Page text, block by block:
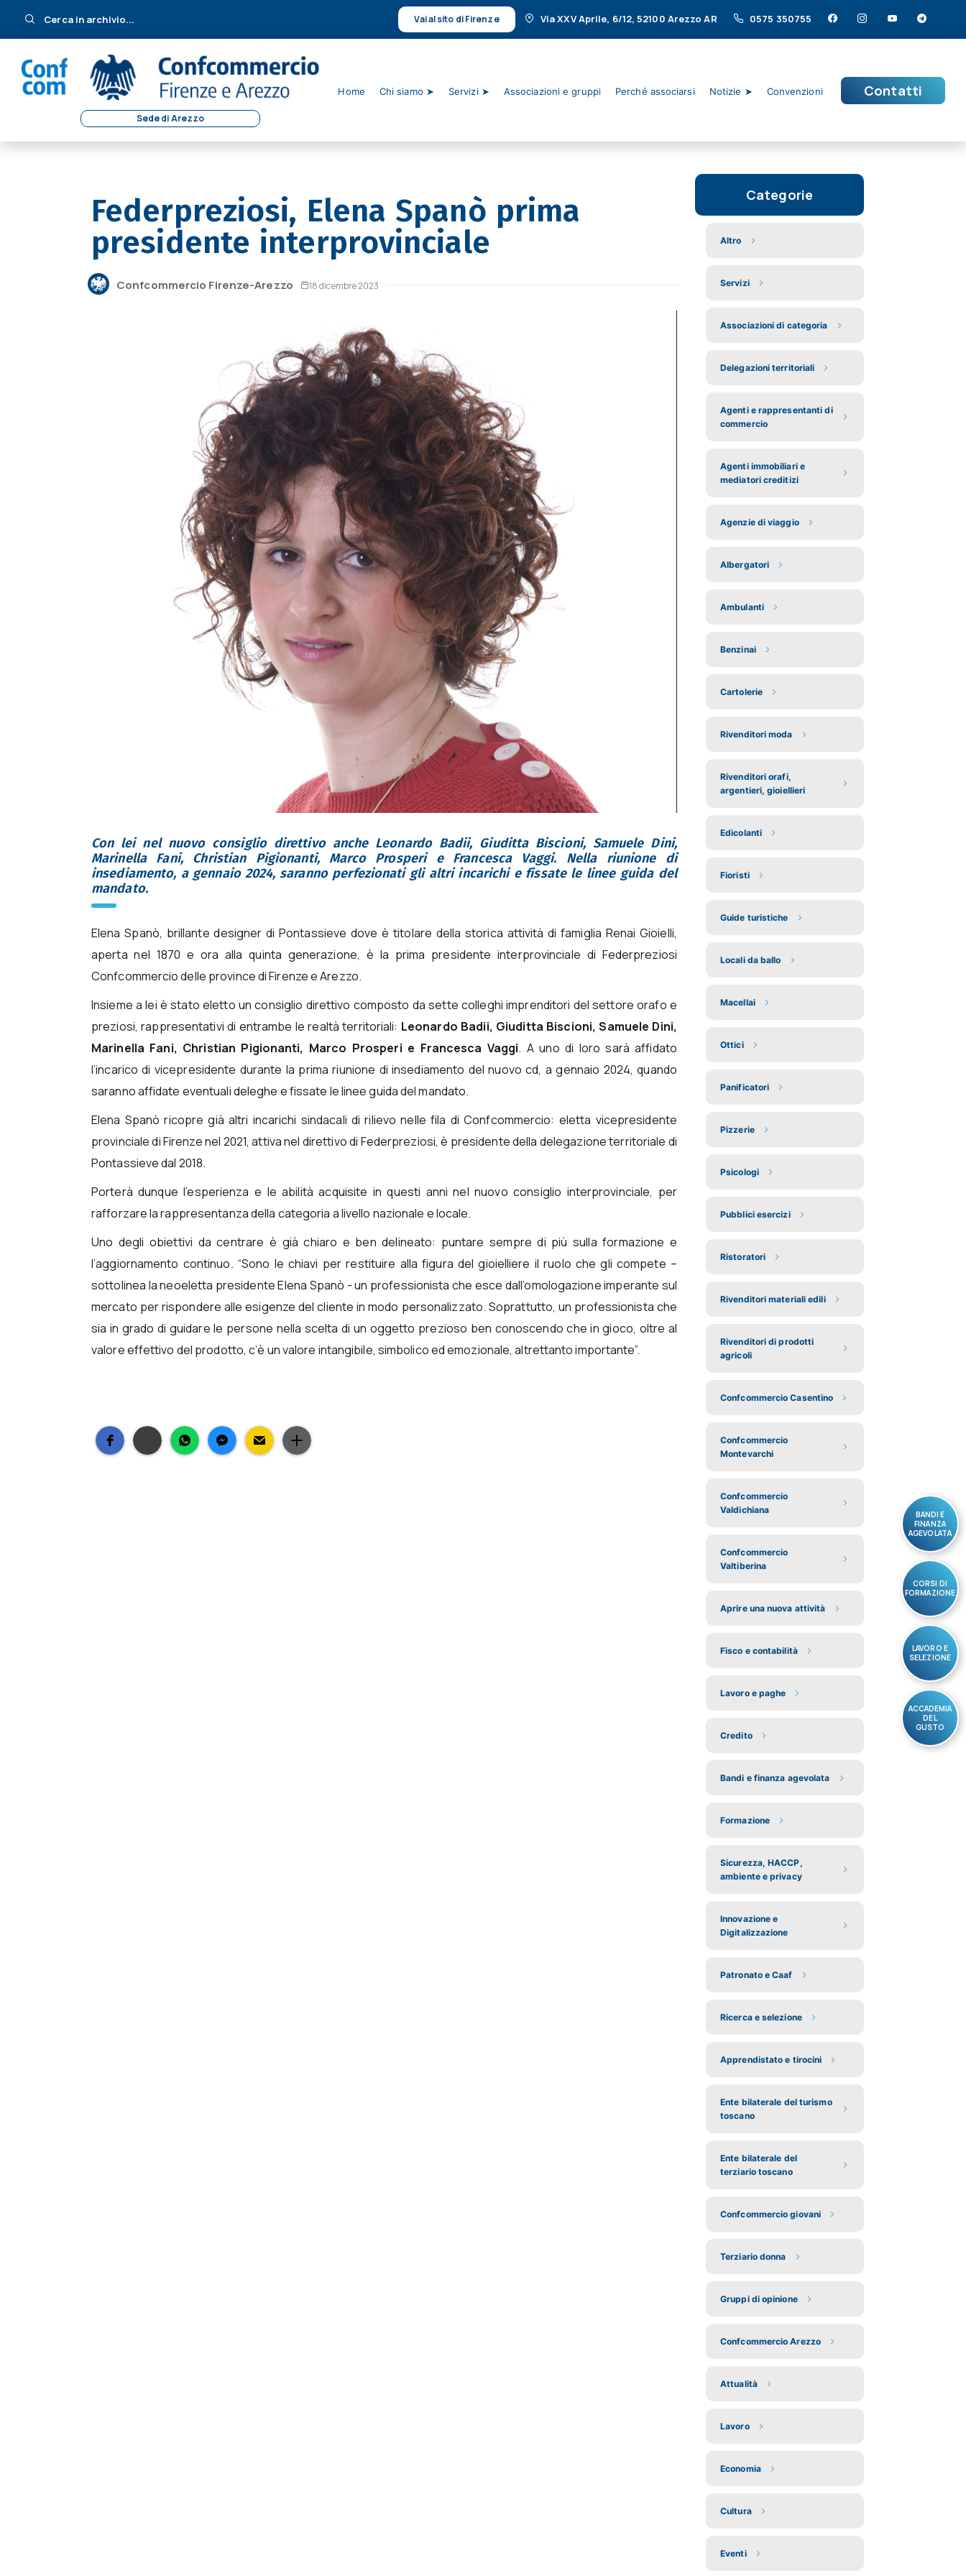
BANDI E
FINANZA
AGEVOLATA
CORSI DI
FORMAZIONE
LAVORO E
SELEZIONE
ACCADEMIA
DEL
GUSTO
Cerca in archivio... Vai al sito di Firenze Via XXV Aprile, 6/12, 52100 Arezzo AR 0575 350755
Sede di Arezzo
Home Chi siamo ➤ Servizi ➤ Associazioni e gruppi Perché associarsi Notizie ➤ Convenzioni Contatti
Federpreziosi, Elena Spanò prima
presidente interprovinciale
Confcommercio Firenze-Arezzo 18 dicembre 2023
Con lei nel nuovo consiglio direttivo anche Leonardo Badii, Giuditta Biscioni, Samuele Dini,
Marinella Fani, Christian Pigionanti, Marco Prosperi e Francesca Vaggi. Nella riunione di
insediamento, a gennaio 2024, saranno perfezionati gli altri incarichi e fissate le linee guida del
mandato.
Elena Spanò, brillante designer di Pontassieve dove è titolare della storica attività di famiglia Renai Gioielli,
aperta nel 1870 e ora alla quinta generazione, è la prima presidente interprovinciale di Federpreziosi
Confcommercio delle province di Firenze e Arezzo.
Insieme a lei è stato eletto un consiglio direttivo composto da sette colleghi imprenditori del settore orafo e
preziosi, rappresentativi di entrambe le realtà territoriali: Leonardo Badii, Giuditta Biscioni, Samuele Dini,
Marinella Fani, Christian Pigionanti, Marco Prosperi e Francesca Vaggi. A uno di loro sarà affidato
l’incarico di vicepresidente durante la prima riunione di insediamento del nuovo cd, a gennaio 2024, quando
saranno affidate eventuali deleghe e fissate le linee guida del mandato.
Elena Spanò ricopre già altri incarichi sindacali di rilievo nelle fila di Confcommercio: eletta vicepresidente
provinciale di Firenze nel 2021, attiva nel direttivo di Federpreziosi, è presidente della delegazione territoriale di
Pontassieve dal 2018.
Porterà dunque l’esperienza e le abilità acquisite in questi anni nel nuovo consiglio interprovinciale, per
rafforzare la rappresentanza della categoria a livello nazionale e locale.
Uno degli obiettivi da centrare è già chiaro e ben delineato: puntare sempre di più sulla formazione e
l’aggiornamento continuo. “Sono le chiavi per restituire alla figura del gioielliere il ruolo che gli compete –
sottolinea la neoeletta presidente Elena Spanò - un professionista che esce dall’omologazione imperante sul
mercato per rispondere alle esigenze del cliente in modo personalizzato. Soprattutto, un professionista che
sia in grado di guidare le persone nella scelta di un oggetto prezioso ben conoscendo che in gioco, oltre al
valore effettivo del prodotto, c’è un valore intangibile, simbolico ed emozionale, altrettanto importante”.
Categorie
Altro
Servizi
Associazioni di categoria
Delegazioni territoriali
Agenti e rappresentanti di
commercio
Agenti immobiliari e
mediatori creditizi
Agenzie di viaggio
Albergatori
Ambulanti
Benzinai
Cartolerie
Rivenditori moda
Rivenditori orafi,
argentieri, gioiellieri
Edicolanti
Fioristi
Guide turistiche
Locali da ballo
Macellai
Ottici
Panificatori
Pizzerie
Psicologi
Pubblici esercizi
Ristoratori
Rivenditori materiali edili
Rivenditori di prodotti
agricoli
Confcommercio Casentino
Confcommercio
Montevarchi
Confcommercio
Valdichiana
Confcommercio
Valtiberina
Aprire una nuova attività
Fisco e contabilità
Lavoro e paghe
Credito
Bandi e finanza agevolata
Formazione
Sicurezza, HACCP,
ambiente e privacy
Innovazione e
Digitalizzazione
Patronato e Caaf
Ricerca e selezione
Apprendistato e tirocini
Ente bilaterale del turismo
toscano
Ente bilaterale del
terziario toscano
Confcommercio giovani
Terziario donna
Gruppi di opinione
Confcommercio Arezzo
Attualità
Lavoro
Economia
Cultura
Eventi